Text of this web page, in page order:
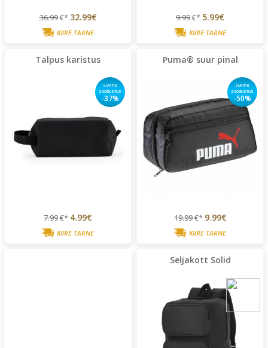
36.99€* 32.99€
KIIRE TARNE
9.99€* 5.99€
KIIRE TARNE
Talpus karistus
Suvine
soodustus
-37%
7.99€* 4.99€
KIIRE TARNE
Puma® suur pinal
Suvine
soodustus
-50%
19.99€* 9.99€
KIIRE TARNE
Seljakott Solid